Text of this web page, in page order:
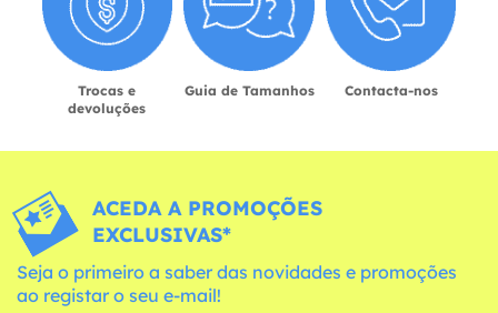
Trocas e
devoluções
Guia de Tamanhos Contacta-nos
ACEDA A PROMOÇÕES
EXCLUSIVAS*
Seja o primeiro a saber das novidades e promoções
ao registar o seu e-mail!